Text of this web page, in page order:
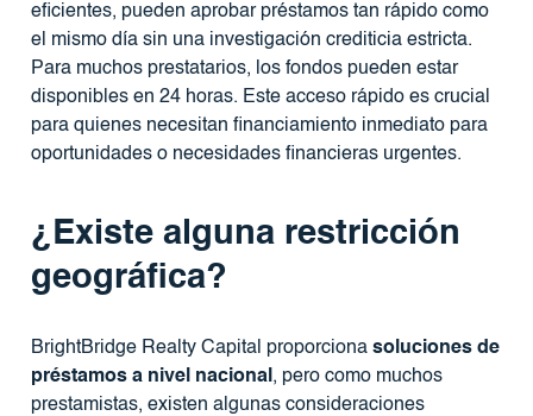
eficientes, pueden aprobar préstamos tan rápido como
el mismo día sin una investigación crediticia estricta.
Para muchos prestatarios, los fondos pueden estar
disponibles en 24 horas. Este acceso rápido es crucial
para quienes necesitan financiamiento inmediato para
oportunidades o necesidades financieras urgentes.
¿Existe alguna restricción
geográfica?
BrightBridge Realty Capital proporciona soluciones de
préstamos a nivel nacional , pero como muchos
prestamistas, existen algunas consideraciones